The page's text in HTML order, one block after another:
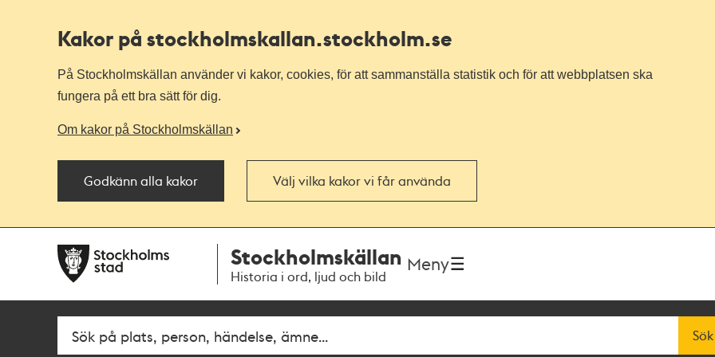
Kakor på stockholmskallan.stockholm.se
På Stockholmskällan använder vi kakor, cookies, för att sammanställa statistik och för att webbplatsen ska
fungera på ett bra sätt för dig.
Om kakor på Stockholmskällan
Godkänn alla kakor Välj vilka kakor vi får använda
navigationen
huvudinnehållet
Stockholmskällan
Historia i ord, ljud och bild
Meny
Fritextsök Sök